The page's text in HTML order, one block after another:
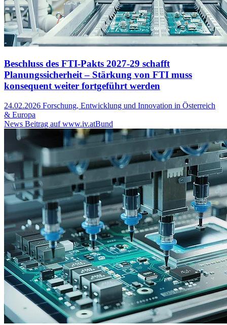
Beschluss des FTI-Pakts 2027-29 schafft
Planungssicherheit – Stärkung von FTI muss
konsequent weiter fortgeführt werden
24.02.2026 Forschung, Entwicklung und Innovation in Österreich
& Europa
News Beitrag auf www.iv.atBund